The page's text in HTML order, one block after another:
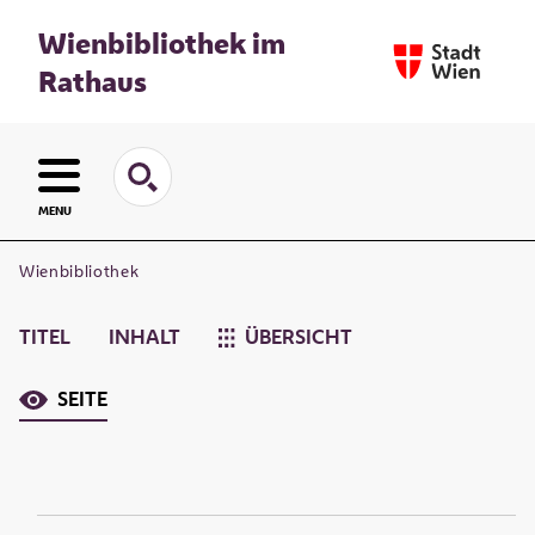
Wienbibliothek im
Rathaus
MENU
Wienbibliothek
TITEL INHALT ÜBERSICHT
SEITE